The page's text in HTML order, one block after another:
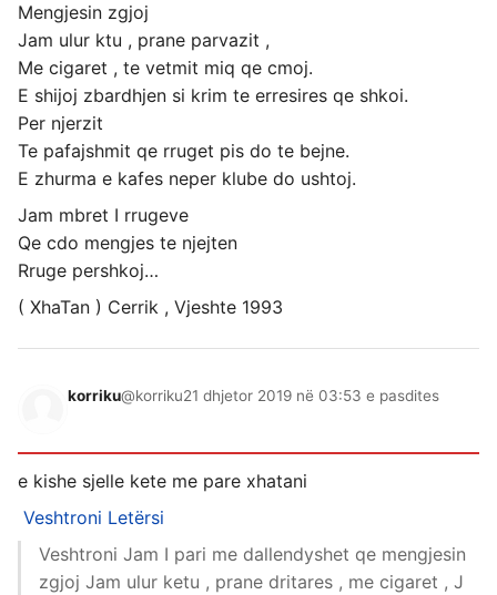
Mengjesin zgjoj
Jam ulur ktu , prane parvazit ,
Me cigaret , te vetmit miq qe cmoj.
E shijoj zbardhjen si krim te erresires qe shkoi.
Per njerzit
Te pafajshmit qe rruget pis do te bejne.
E zhurma e kafes neper klube do ushtoj.
Jam mbret I rrugeve
Qe cdo mengjes te njejten
Rruge pershkoj…
( XhaTan ) Cerrik , Vjeshte 1993
korriku@korriku21 dhjetor 2019 në 03:53 e pasdites
e kishe sjelle kete me pare xhatani
Veshtroni Letërsi
Veshtroni Jam I pari me dallendyshet qe mengjesin
zgjoj Jam ulur ketu , prane dritares , me cigaret , J